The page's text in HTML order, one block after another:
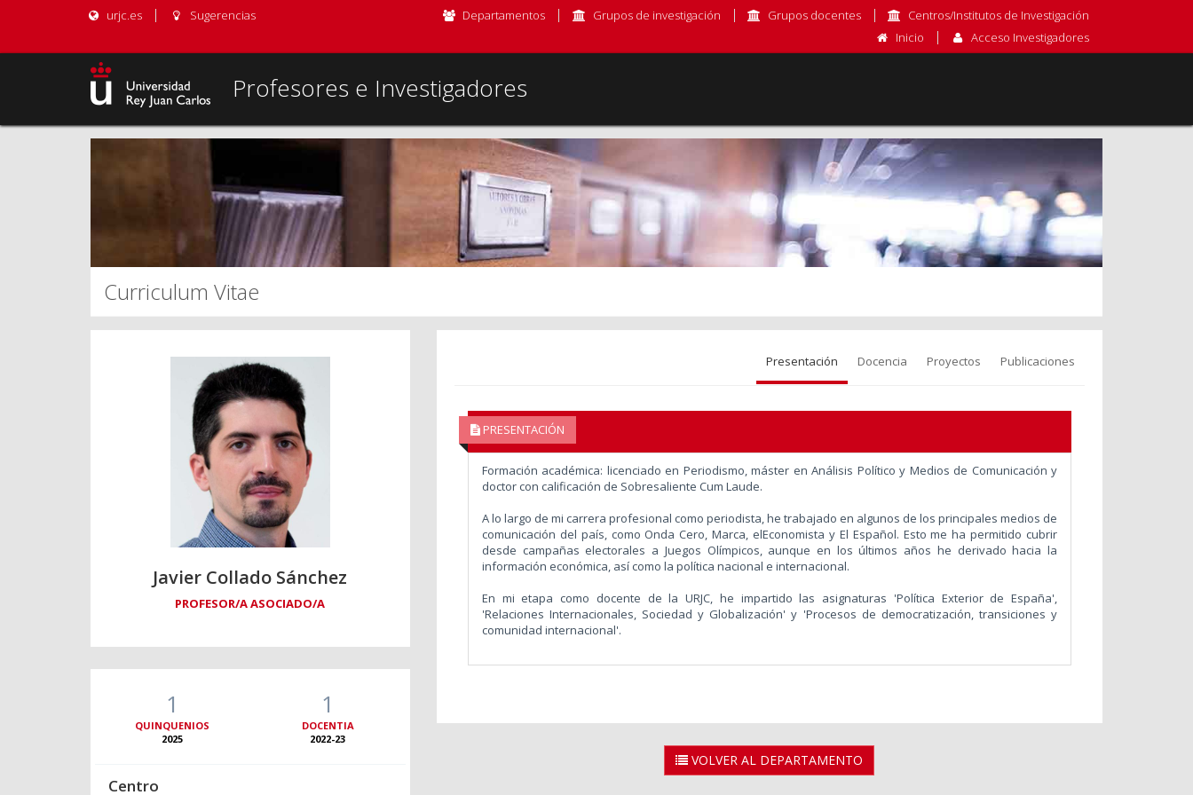
urjc.es Sugerencias Departamentos Grupos de investigación Grupos docentes
Centros/Institutos de Investigación
Inicio
Acceso Investigadores
Profesores e Investigadores
Curriculum Vitae
Javier Collado Sánchez
PROFESOR/A ASOCIADO/A
1
QUINQUENIOS
2025
1
DOCENTIA
2022-23
Centro
Presentación Docencia Proyectos Publicaciones
PRESENTACIÓN
Formación académica: licenciado en Periodismo, máster en Análisis Político y Medios de Comunicación y
doctor con calificación de Sobresaliente Cum Laude.
A lo largo de mi carrera profesional como periodista, he trabajado en algunos de los principales medios de
comunicación del país, como Onda Cero, Marca, elEconomista y El Español. Esto me ha permitido cubrir
desde campañas electorales a Juegos Olímpicos, aunque en los últimos años he derivado hacia la
información económica, así como la política nacional e internacional.
En mi etapa como docente de la URJC, he impartido las asignaturas 'Política Exterior de España',
'Relaciones Internacionales, Sociedad y Globalización' y 'Procesos de democratización, transiciones y
comunidad internacional'.
VOLVER AL DEPARTAMENTO